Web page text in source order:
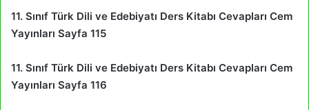
11. Sınıf Türk Dili ve Edebiyatı Ders Kitabı Cevapları Cem
Yayınları Sayfa 115
11. Sınıf Türk Dili ve Edebiyatı Ders Kitabı Cevapları Cem
Yayınları Sayfa 116